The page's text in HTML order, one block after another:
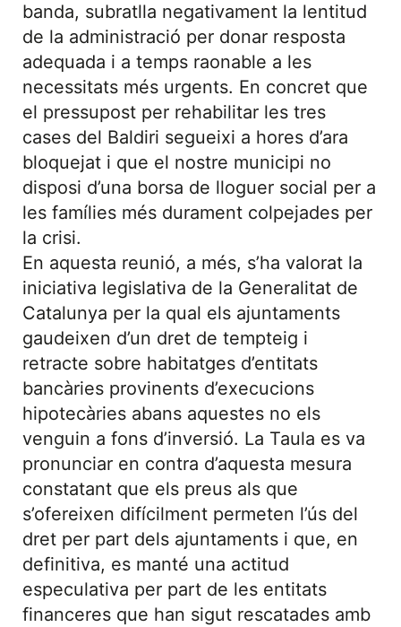
banda, subratlla negativament la lentitud
de la administració per donar resposta
adequada i a temps raonable a les
necessitats més urgents. En concret que
el pressupost per rehabilitar les tres
cases del Baldiri segueixi a hores d’ara
bloquejat i que el nostre municipi no
disposi d’una borsa de lloguer social per a
les famílies més durament colpejades per
la crisi.
En aquesta reunió, a més, s’ha valorat la
iniciativa legislativa de la Generalitat de
Catalunya per la qual els ajuntaments
gaudeixen d’un dret de tempteig i
retracte sobre habitatges d’entitats
bancàries provinents d’execucions
hipotecàries abans aquestes no els
venguin a fons d’inversió. La Taula es va
pronunciar en contra d’aquesta mesura
constatant que els preus als que
s’ofereixen difícilment permeten l’ús del
dret per part dels ajuntaments i que, en
definitiva, es manté una actitud
especulativa per part de les entitats
financeres que han sigut rescatades amb